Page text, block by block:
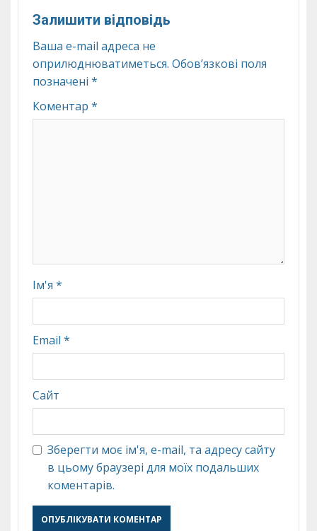
Залишити відповідь
Ваша e-mail адреса не
оприлюднюватиметься. Обов’язкові поля
позначені *
Коментар *
Ім'я *
Email *
Сайт
Зберегти моє ім'я, e-mail, та адресу сайту
в цьому браузері для моїх подальших
коментарів.